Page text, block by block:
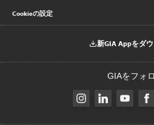
Cookieの設定
新GIA Appをダ
GIAをフォ